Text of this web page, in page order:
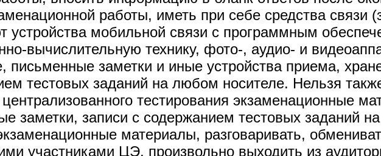
работы, иметь при себе средства связи
устройства мобильной связи с программным
вычислительную технику, фото-, аудио- и
письменные заметки и иные устройства приема,
тестовых заданий на любом носителе. Нельзя
тестирования экзаменационные
заметки, записи с содержанием тестовых заданий
материалы, разговаривать,
участниками ЦЭ, произвольно выходить из